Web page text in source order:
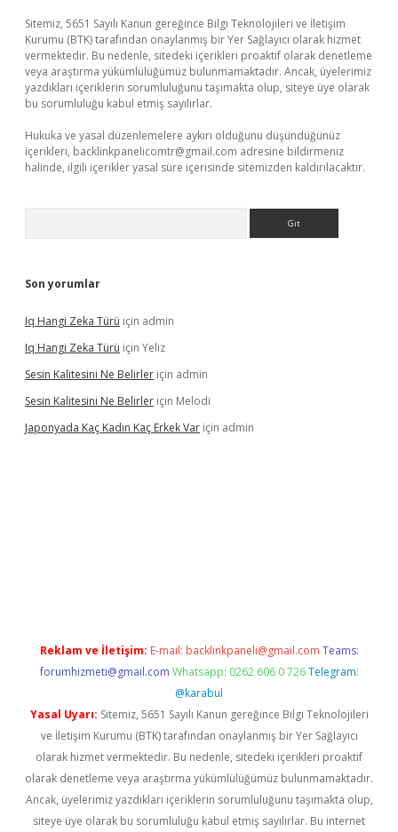
Sitemiz, 5651 Sayılı Kanun gereğince Bilgi Teknolojileri ve İletişim
Kurumu (BTK) tarafından onaylanmış bir Yer Sağlayıcı olarak hizmet
vermektedir. Bu nedenle, sitedeki içerikleri proaktif olarak denetleme
veya araştırma yükümlülüğümüz bulunmamaktadır. Ancak, üyelerimiz
yazdıkları içeriklerin sorumluluğunu taşımakta olup, siteye üye olarak
bu sorumluluğu kabul etmiş sayılırlar.
Hukuka ve yasal düzenlemelere aykırı olduğunu düşündüğünüz
içerikleri, backlinkpanelicomtr@gmail.com adresine bildirmeniz
halinde, ilgili içerikler yasal süre içerisinde sitemizden kaldırılacaktır.
Son yorumlar
Iq Hangi Zeka Türü için admin
Iq Hangi Zeka Türü için Yeliz
Sesin Kalitesini Ne Belirler için admin
Sesin Kalitesini Ne Belirler için Melodi
Japonyada Kaç Kadın Kaç Erkek Var için admin
Reklam ve İletişim: E-mail: backlinkpaneli@gmail.com Teams:
forumhizmeti@gmail.com Whatsapp: 0262 606 0 726 Telegram:
@karabul
Yasal Uyarı: Sitemiz, 5651 Sayılı Kanun gereğince Bilgi Teknolojileri
ve İletişim Kurumu (BTK) tarafından onaylanmış bir Yer Sağlayıcı
olarak hizmet vermektedir. Bu nedenle, sitedeki içerikleri proaktif
olarak denetleme veya araştırma yükümlülüğümüz bulunmamaktadır.
Ancak, üyelerimiz yazdıkları içeriklerin sorumluluğunu taşımakta olup,
siteye üye olarak bu sorumluluğu kabul etmiş sayılırlar. Bu internet